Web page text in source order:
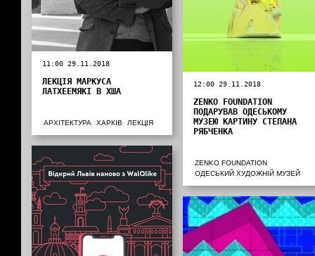
12:00 29.11.2018
ZENKO FOUNDATION
ПОДАРУВАВ ОДЕСЬКОМУ
МУЗЕЮ КАРТИНУ СТЕПАНА
РЯБЧЕНКА
ZENKO FOUNDATION
ОДЕСЬКИЙ ХУДОЖНІЙ МУЗЕЙ
11:00 29.11.2018
ЛЕКЦІЯ МАРКУСА
ЛАТХЕЕМЯКІ В ХША
АРХІТЕКТУРА ХАРКІВ ЛЕКЦІЯ